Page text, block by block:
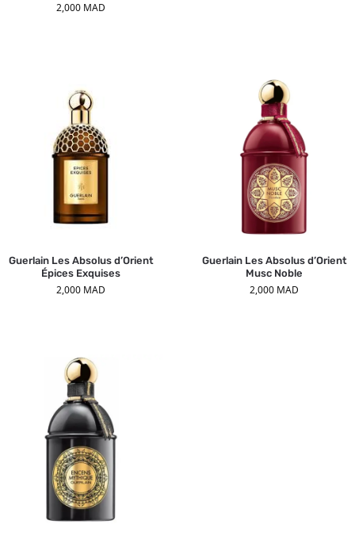
2,000 MAD
Guerlain Les Absolus d’Orient
Épices Exquises
2,000 MAD
Guerlain Les Absolus d’Orient
Musc Noble
2,000 MAD